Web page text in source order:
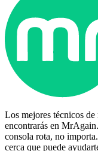
Los mejores técnicos
encontrarás en
consola rota, no
cerca que puede